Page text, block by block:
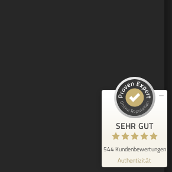
SEHR GUT
544 Kundenbewertungen
Authentizität
127
Bewertungen auf
ProvenExpert.com
Blick aufs ProvenExpert-Profil werfen
27.7.2026